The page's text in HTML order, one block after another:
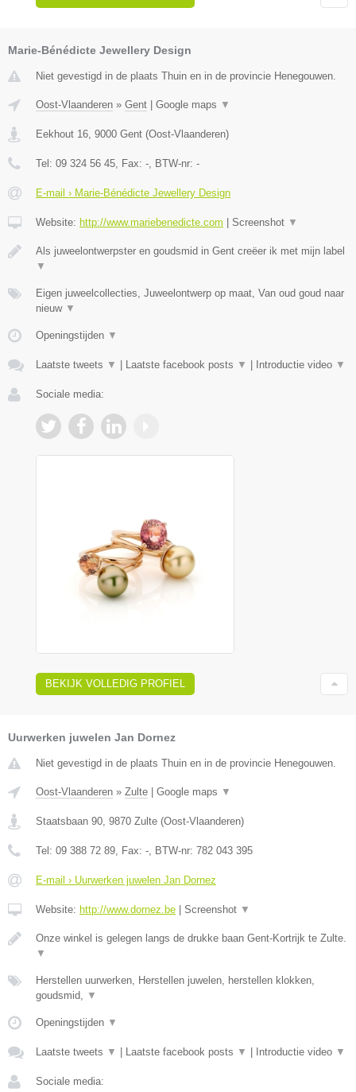
Marie-Bénédicte Jewellery Design
Niet gevestigd in de plaats Thuin en in de provincie Henegouwen.
Oost-Vlaanderen » Gent Google maps ▼
Eekhout 16, 9000 Gent (Oost-Vlaanderen)
Tel: 09 324 56 45, Fax: -, BTW-nr: -
E-mail › Marie-Bénédicte Jewellery Design
Website: http://www.mariebenedicte.com Screenshot ▼
Als juweelontwerpster en goudsmid in Gent creëer ik met mijn label
▼
Eigen juweelcollecties, Juweelontwerp op maat, Van oud goud naar
nieuw ▼
Openingstijden ▼
Laatste tweets ▼ Laatste facebook posts ▼ Introductie video ▼
Sociale media:
BEKIJK VOLLEDIG PROFIEL
Uurwerken juwelen Jan Dornez
Niet gevestigd in de plaats Thuin en in de provincie Henegouwen.
Oost-Vlaanderen » Zulte Google maps ▼
Staatsbaan 90, 9870 Zulte (Oost-Vlaanderen)
Tel: 09 388 72 89, Fax: -, BTW-nr: 782 043 395
E-mail › Uurwerken juwelen Jan Dornez
Website: http://www.dornez.be Screenshot ▼
Onze winkel is gelegen langs de drukke baan Gent-Kortrijk te Zulte.
▼
Herstellen uurwerken, Herstellen juwelen, herstellen klokken,
goudsmid, ▼
Openingstijden ▼
Laatste tweets ▼ Laatste facebook posts ▼ Introductie video ▼
Sociale media: